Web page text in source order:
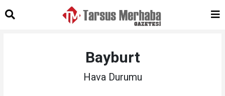
Bayburt
Hava Durumu